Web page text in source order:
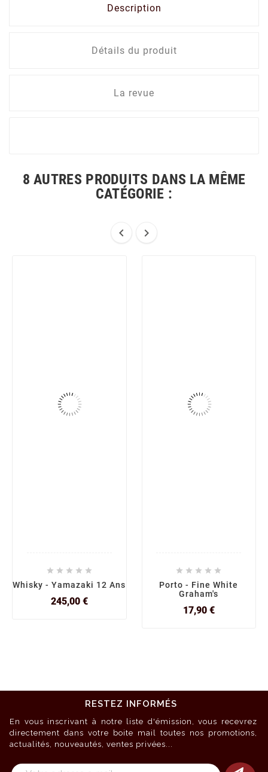
Description
Détails du produit
La revue
8 AUTRES PRODUITS DANS LA MÊME
CATÉGORIE :
 
    
Whisky - Yamazaki 12 Ans
245,00 €Prix
    
Porto - Fine White
Graham's
17,90 €Prix
RESTEZ INFORMÉS
En vous inscrivant à notre liste d'émission, vous recevrez
directement dans votre boite mail toutes nos promotions,
actualités, nouveautés, ventes privées...